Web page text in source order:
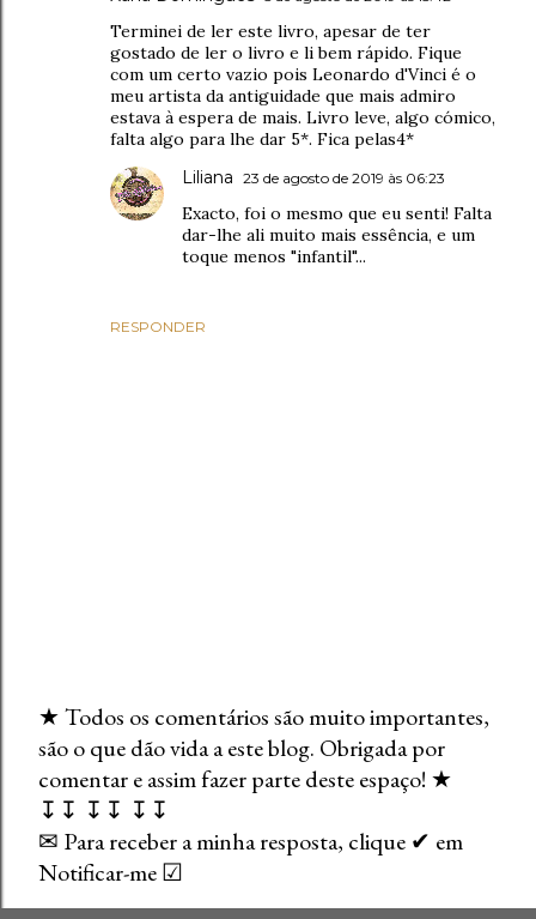
Terminei de ler este livro, apesar de ter
gostado de ler o livro e li bem rápido. Fique
com um certo vazio pois Leonardo d'Vinci é o
meu artista da antiguidade que mais admiro
estava à espera de mais. Livro leve, algo cómico,
falta algo para lhe dar 5*. Fica pelas4*
RESPONDER
Liliana 23 de agosto de 2019 às 06:23
Exacto, foi o mesmo que eu senti! Falta
dar-lhe ali muito mais essência, e um
toque menos "infantil"...
E
n
v
i
a
r
★ Todos os comentários são muito importantes,
são o que dão vida a este blog. Obrigada por
comentar e assim fazer parte deste espaço! ★
↧↧ ↧↧ ↧↧
✉ Para receber a minha resposta, clique ✔ em
Notificar-me ☑